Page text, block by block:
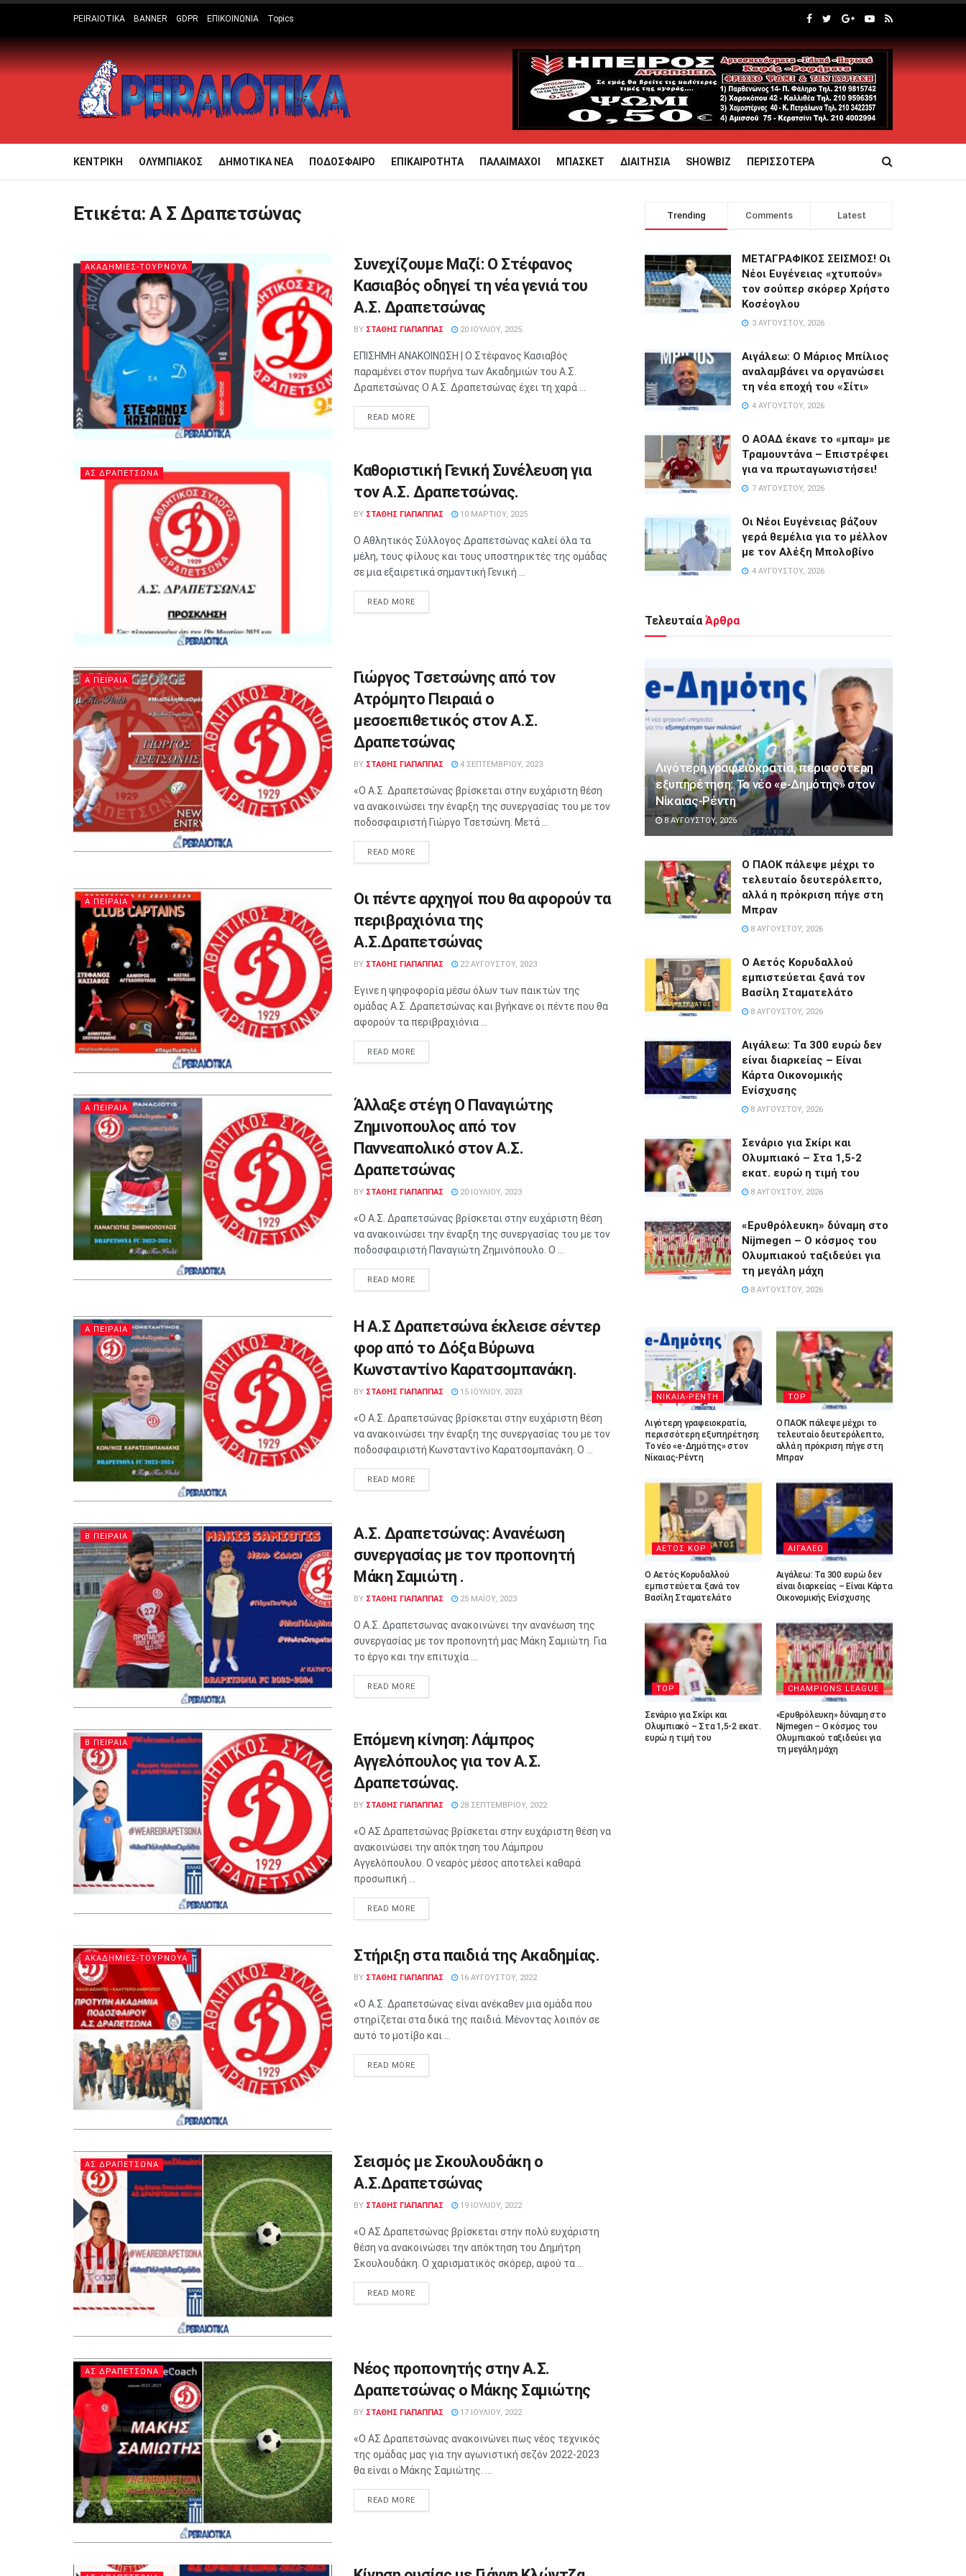
PEIRAIOTIKA BANNER GDPR ΕΠΙΚΟΙΝΩΝΙΑ Topics
ΚΕΝΤΡΙΚΗ ΟΛΥΜΠΙΑΚΟΣ ΔΗΜΟΤΙΚΑ ΝΕΑ ΠΟΔΟΣΦΑΙΡΟ ΕΠΙΚΑΙΡΟΤΗΤΑ ΠΑΛΑΙΜΑΧΟΙ ΜΠΑΣΚΕΤ ΔΙΑΙΤΗΣΙΑ SHOWBIZ ΠΕΡΙΣΣΟΤΕΡΑ
Ετικέτα:Α Σ Δραπετσώνας
ΑΚΑΔΗΜΙΕΣ-ΤΟΥΡΝΟΥΑ
Συνεχίζουμε Μαζί: Ο Στέφανος
Κασιαβός οδηγεί τη νέα γενιά του
Α.Σ. Δραπετσώνας
BY ΣΤΑΘΗΣ ΓΊΑΠΑΠΠΑΣ 20 ΙΟΥΛΊΟΥ, 2025
ΕΠΙΣΗΜΗ ΑΝΑΚΟΙΝΩΣΗ | Ο Στέφανος Κασιαβός
παραμένει στον πυρήνα των Ακαδημιών του Α.Σ.
Δραπετσώνας Ο Α.Σ. Δραπετσώνας έχει τη χαρά ...
READ MORE
ΑΣ ΔΡΑΠΕΤΣΩΝΑ
Καθοριστική Γενική Συνέλευση για
τον Α.Σ. Δραπετσώνας.
BY ΣΤΑΘΗΣ ΓΊΑΠΑΠΠΑΣ 10 ΜΑΡΤΊΟΥ, 2025
Ο Αθλητικός Σύλλογος Δραπετσώνας καλεί όλα τα
μέλη, τους φίλους και τους υποστηρικτές της ομάδας
σε μια εξαιρετικά σημαντική Γενική ...
READ MORE
Α ΠΕΙΡΑΙΑ
Γιώργος Τσετσώνης από τον
Ατρόμητο Πειραιά ο
μεσοεπιθετικός στον Α.Σ.
Δραπετσώνας
BY ΣΤΑΘΗΣ ΓΊΑΠΑΠΠΑΣ 4 ΣΕΠΤΕΜΒΡΊΟΥ, 2023
«Ο Α.Σ. Δραπετσώνας βρίσκεται στην ευχάριστη θέση
να ανακοινώσει την έναρξη της συνεργασίας του με τον
ποδοσφαιριστή Γιώργο Τσετσώνη. Μετά ...
READ MORE
Α ΠΕΙΡΑΙΑ
Οι πέντε αρχηγοί που θα αφορούν τα
περιβραχιόνια της
Α.Σ.Δραπετσώνας
BY ΣΤΑΘΗΣ ΓΊΑΠΑΠΠΑΣ 22 ΑΥΓΟΎΣΤΟΥ, 2023
Έγινε η ψηφοφορία μέσω όλων των παικτών της
ομάδας Α.Σ. Δραπετσώνας και βγήκανε οι πέντε που θα
αφορούν τα περιβραχιόνια ...
READ MORE
Α ΠΕΙΡΑΙΑ
Άλλαξε στέγη Ο Παναγιώτης
Ζημινοπουλος από τον
Παννεαπολικό στον Α.Σ.
Δραπετσώνας
BY ΣΤΑΘΗΣ ΓΊΑΠΑΠΠΑΣ 20 ΙΟΥΛΊΟΥ, 2023
«Ο Α.Σ. Δραπετσώνας βρίσκεται στην ευχάριστη θέση
να ανακοινώσει την έναρξη της συνεργασίας του με τον
ποδοσφαιριστή Παναγιώτη Ζημινόπουλο. Ο ...
READ MORE
Α ΠΕΙΡΑΙΑ
H A.Σ Δραπετσώνα έκλεισε σέντερ
φορ από το Δόξα Βύρωνα
Κωνσταντίνο Καρατσομπανάκη.
BY ΣΤΑΘΗΣ ΓΊΑΠΑΠΠΑΣ 15 ΙΟΥΛΊΟΥ, 2023
«Ο Α.Σ. Δραπετσώνας βρίσκεται στην ευχάριστη θέση
να ανακοινώσει την έναρξη της συνεργασίας του με τον
ποδοσφαιριστή Κωνσταντίνο Καρατσομπανάκη. Ο ...
READ MORE
Β ΠΕΙΡΑΙΑ
Α.Σ. Δραπετσώνας: Aνανέωση
συνεργασίας με τον προπονητή
Μάκη Σαμιώτη .
BY ΣΤΑΘΗΣ ΓΊΑΠΑΠΠΑΣ 25 ΜΑΪ́ΟΥ, 2023
Ο Α.Σ. Δραπετσωνας ανακοινώνει την ανανέωση της
συνεργασίας με τον προπονητή μας Μάκη Σαμιώτη. Για
το έργο και την επιτυχία ...
READ MORE
Β ΠΕΙΡΑΙΑ
Επόμενη κίνηση: Λάμπρος
Αγγελόπουλος για τον Α.Σ.
Δραπετσώνας.
BY ΣΤΑΘΗΣ ΓΊΑΠΑΠΠΑΣ 28 ΣΕΠΤΕΜΒΡΊΟΥ, 2022
«Ο ΑΣ Δραπετσώνας βρίσκεται στην ευχάριστη θέση να
ανακοινώσει την απόκτηση του Λάμπρου
Αγγελόπουλου. Ο νεαρός μέσος αποτελεί καθαρά
προσωπική ...
READ MORE
ΑΚΑΔΗΜΙΕΣ-ΤΟΥΡΝΟΥΑ Στήριξη στα παιδιά της Ακαδημίας.
BY ΣΤΑΘΗΣ ΓΊΑΠΑΠΠΑΣ 16 ΑΥΓΟΎΣΤΟΥ, 2022
«Ο Α.Σ. Δραπετσώνας είναι ανέκαθεν μια ομάδα που
στηρίζεται στα δικά της παιδιά. Μένοντας λοιπόν σε
αυτό το μοτίβο και ...
READ MORE
ΑΣ ΔΡΑΠΕΤΣΩΝΑ
Σεισμός με Σκουλουδάκη ο
Α.Σ.Δραπετσώνας
BY ΣΤΑΘΗΣ ΓΊΑΠΑΠΠΑΣ 19 ΙΟΥΛΊΟΥ, 2022
«Ο ΑΣ Δραπετσώνας βρίσκεται στην πολύ ευχάριστη
θέση να ανακοινώσει την απόκτηση του Δημήτρη
Σκουλουδάκη. Ο χαρισματικός σκόρερ, αφού τα ...
READ MORE
ΑΣ ΔΡΑΠΕΤΣΩΝΑ
Νέος προπονητής στην Α.Σ.
Δραπετσώνας ο Μάκης Σαμιώτης
BY ΣΤΑΘΗΣ ΓΊΑΠΑΠΠΑΣ 17 ΙΟΥΛΊΟΥ, 2022
«Ο ΑΣ Δραπετσώνας ανακοινώνει πως νέος τεχνικός
της ομάδας μας για την αγωνιστική σεζόν 2022-2023
θα είναι ο Μάκης Σαμιώτης. ...
READ MORE
Trending Comments Latest
ΜΕΤΑΓΡΑΦΙΚΟΣ ΣΕΙΣΜΟΣ! Οι
Νέοι Ευγένειας «χτυπούν»
τον σούπερ σκόρερ Χρήστο
Κοσέογλου
3 ΑΥΓΟΎΣΤΟΥ, 2026
Αιγάλεω: Ο Μάριος Μπίλιος
αναλαμβάνει να οργανώσει
τη νέα εποχή του «Σίτι»
4 ΑΥΓΟΎΣΤΟΥ, 2026
Ο ΑΟΑΔ έκανε το «μπαμ» με
Τραμουντάνα – Επιστρέφει
για να πρωταγωνιστήσει!
7 ΑΥΓΟΎΣΤΟΥ, 2026
Οι Νέοι Ευγένειας βάζουν
γερά θεμέλια για το μέλλον
με τον Αλέξη Μπολοβίνο
4 ΑΥΓΟΎΣΤΟΥ, 2026
Τελευταία Άρθρα
Λιγότερη γραφειοκρατία, περισσότερη
εξυπηρέτηση: Το νέο «e-Δημότης» στον
Νίκαιας-Ρέντη
8 ΑΥΓΟΎΣΤΟΥ, 2026
Ο ΠΑΟΚ πάλεψε μέχρι το
τελευταίο δευτερόλεπτο,
αλλά η πρόκριση πήγε στη
Μπραν
8 ΑΥΓΟΎΣΤΟΥ, 2026
Ο Αετός Κορυδαλλού
εμπιστεύεται ξανά τον
Βασίλη Σταματελάτο
8 ΑΥΓΟΎΣΤΟΥ, 2026
Αιγάλεω: Τα 300 ευρώ δεν
είναι διαρκείας – Είναι
Κάρτα Οικονομικής
Ενίσχυσης
8 ΑΥΓΟΎΣΤΟΥ, 2026
Σενάριο για Σκίρι και
Ολυμπιακό – Στα 1,5-2
εκατ. ευρώ η τιμή του
8 ΑΥΓΟΎΣΤΟΥ, 2026
«Ερυθρόλευκη» δύναμη στο
Nijmegen – Ο κόσμος του
Ολυμπιακού ταξιδεύει για
τη μεγάλη μάχη
8 ΑΥΓΟΎΣΤΟΥ, 2026
ΝΙΚΑΙΑ-ΡΕΝΤΗ
Λιγότερη γραφειοκρατία,
περισσότερη εξυπηρέτηση:
Το νέο «e-Δημότης» στον
Νίκαιας-Ρέντη
TOP
Ο ΠΑΟΚ πάλεψε μέχρι το
τελευταίο δευτερόλεπτο,
αλλά η πρόκριση πήγε στη
Μπραν
ΑΕΤΟΣ ΚΟΡ
Ο Αετός Κορυδαλλού
εμπιστεύεται ξανά τον
Βασίλη Σταματελάτο
ΑΙΓΑΛΕΩ
Αιγάλεω: Τα 300 ευρώ δεν
είναι διαρκείας – Είναι Κάρτα
Οικονομικής Ενίσχυσης
TOP
Σενάριο για Σκίρι και
Ολυμπιακό – Στα 1,5-2 εκατ.
ευρώ η τιμή του
CHAMPIONS LEAGUE
«Ερυθρόλευκη» δύναμη στο
Nijmegen – Ο κόσμος του
Ολυμπιακού ταξιδεύει για
τη μεγάλη μάχη